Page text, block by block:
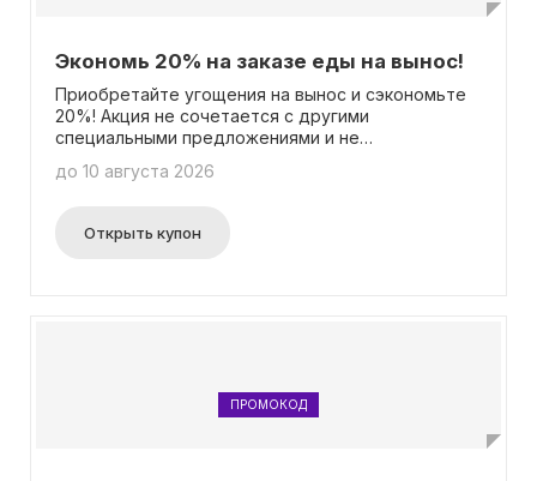
Экономь 20% на заказе еды на вынос!
Приобретайте угощения на вынос и сэкономьте
20%! Акция не сочетается с другими
специальными предложениями и не
меню. Подробности доступны на странице акции.
до 10 августа 2026
Открыть купон
ПРОМОКОД